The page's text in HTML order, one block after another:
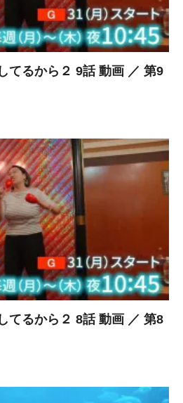
てるから２ 9話 動画 ／ 第9
てるから２ 8話 動画 ／ 第8